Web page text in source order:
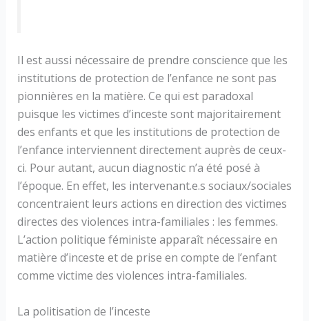
Il est aussi nécessaire de prendre conscience que les
institutions de protection de l’enfance ne sont pas
pionnières en la matière. Ce qui est paradoxal
puisque les victimes d’inceste sont majoritairement
des enfants et que les institutions de protection de
l’enfance interviennent directement auprès de ceux-
ci. Pour autant, aucun diagnostic n’a été posé à
l’époque. En effet, les intervenant.e.s sociaux/sociales
concentraient leurs actions en direction des victimes
directes des violences intra-familiales : les femmes.
L’action politique féministe apparaît nécessaire en
matière d’inceste et de prise en compte de l’enfant
comme victime des violences intra-familiales.
La politisation de l’inceste